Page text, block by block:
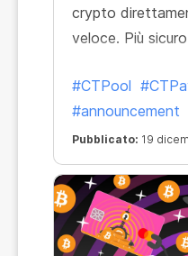
crypto
veloce. Più
#CTPool
#announcement
Pubblicato: 19